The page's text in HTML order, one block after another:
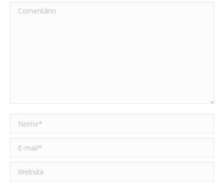
Comentário
Nome *
E-mail *
Website